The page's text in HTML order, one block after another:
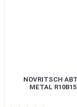
NOVRITSCH
METAL